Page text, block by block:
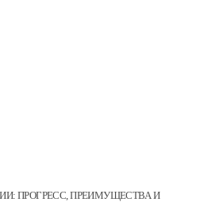
ПРОГРЕСС, ПРЕИМУЩЕСТВА И